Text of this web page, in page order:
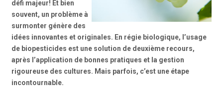
défi majeur! Et bien
souvent, un problème à
surmonter génère des
idées innovantes et originales. En régie biologique, l’usage
de biopesticides est une solution de deuxième recours,
après l’application de bonnes pratiques et la gestion
rigoureuse des cultures. Mais parfois, c’est une étape
incontournable.